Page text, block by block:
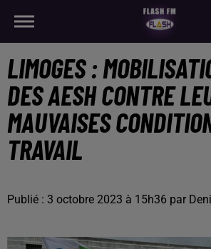
LIMOGES :
DES AESH CONTRE
MAUVAISES
TRAVAIL
Publié : 3 octobre 2023 à 15h36 par